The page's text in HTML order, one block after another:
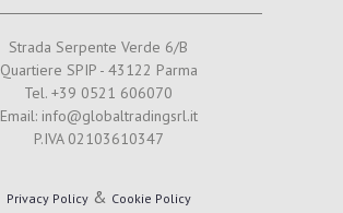
Strada Serpente Verde 6/B
Quartiere SPIP - 43122 Parma
Tel. +39 0521 606070
Email: info@globaltradingsrl.it
P.IVA 02103610347
Privacy Policy& Cookie Policy